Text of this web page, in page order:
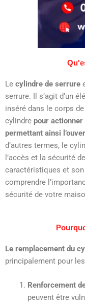
Le cylindre de serrure
serrure. Il s’agit d’un
inséré dans le corps
cylindre pour
permettant ainsi
d’autres termes, le
l’accès et la sécurité
caractéristiques et
comprendre
sécurité de votre
Le remplacement du
principalement pour
Renforcement
peuvent être